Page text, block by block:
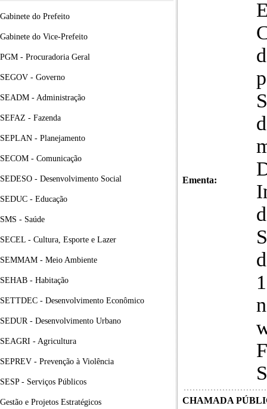
Gabinete do Prefeito
Gabinete do Vice-Prefeito
PGM - Procuradoria Geral
SEGOV - Governo
SEADM - Administração
SEFAZ - Fazenda
SEPLAN - Planejamento
SECOM - Comunicação
SEDESO - Desenvolvimento Social
SEDUC - Educação
SMS - Saúde
SECEL - Cultura, Esporte e Lazer
SEMMAM - Meio Ambiente
SEHAB - Habitação
SETTDEC - Desenvolvimento Econômico
SEDUR - Desenvolvimento Urbano
SEAGRI - Agricultura
SEPREV - Prevenção à Violência
SESP - Serviços Públicos
Gestão e Projetos Estratégicos
Ementa:
CHAMADA